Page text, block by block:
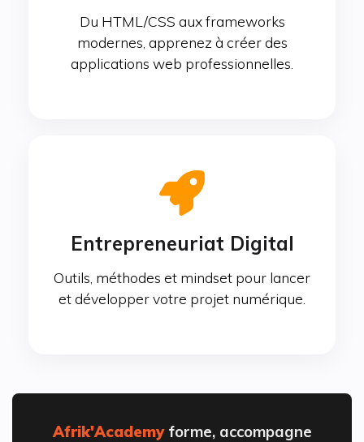
Du HTML/CSS aux frameworks
modernes, apprenez à créer des
applications web professionnelles.
Entrepreneuriat Digital
Outils, méthodes et mindset pour lancer
et développer votre projet numérique.
Afrik'Academyforme, accompagne